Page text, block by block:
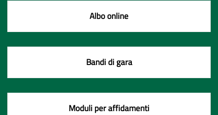
Albo online
Bandi di gara
Moduli per affidamenti